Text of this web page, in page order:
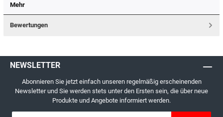
Mehr
Bewertungen
NEWSLETTER
Abonnieren Sie jetzt einfach unseren regelmäßig erscheinenden
Newsletter und Sie werden stets unter den Ersten sein, die über neue
Produkte und Angebote informiert werden.